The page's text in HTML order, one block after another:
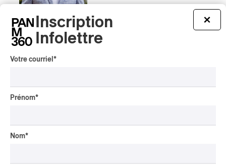
INTERVIEW
AUTOCHTONE
TRAD QUÉBÉCOIS
TRADITIONNEL
Concerts aux Îles du Bic
Domaine Forget 2026
×
Inscription
Infolettre
Votre courriel *
Prénom*
Nom*